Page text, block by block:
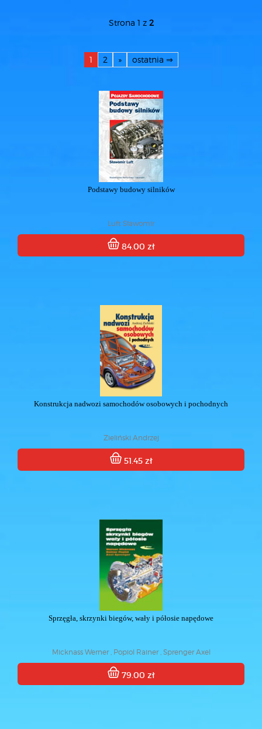
Strona 1 z 2
1 2 » ostatnia ⇒
Podstawy budowy silników
Luft Sławomir
84.00 zł
Konstrukcja nadwozi samochodów osobowych i pochodnych
Zieliński Andrzej
51.45 zł
Sprzęgła, skrzynki biegów, wały i półosie napędowe
Micknass Werner , Popiol Rainer , Sprenger Axel
79.00 zł